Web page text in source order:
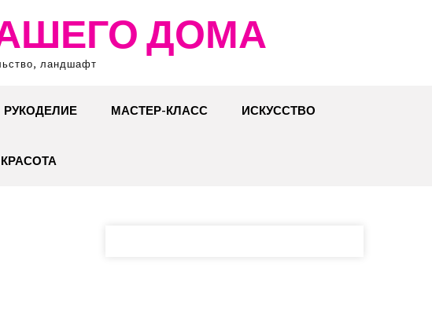
ДОМА
ландшафт
РУКОДЕЛИЕ МАСТЕР-КЛАСС ИСКУССТВО